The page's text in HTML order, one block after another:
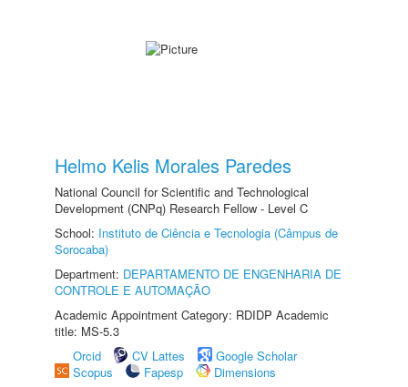
Helmo Kelis Morales Paredes
National Council for Scientific and Technological
Development (CNPq) Research Fellow - Level C
School: Instituto de Ciência e Tecnologia (Câmpus de
Sorocaba)
Department: DEPARTAMENTO DE ENGENHARIA DE
CONTROLE E AUTOMAÇÃO
Academic Appointment Category: RDIDP Academic
title: MS-5.3
Orcid
CV Lattes
Google Scholar
Scopus
Fapesp
Dimensions